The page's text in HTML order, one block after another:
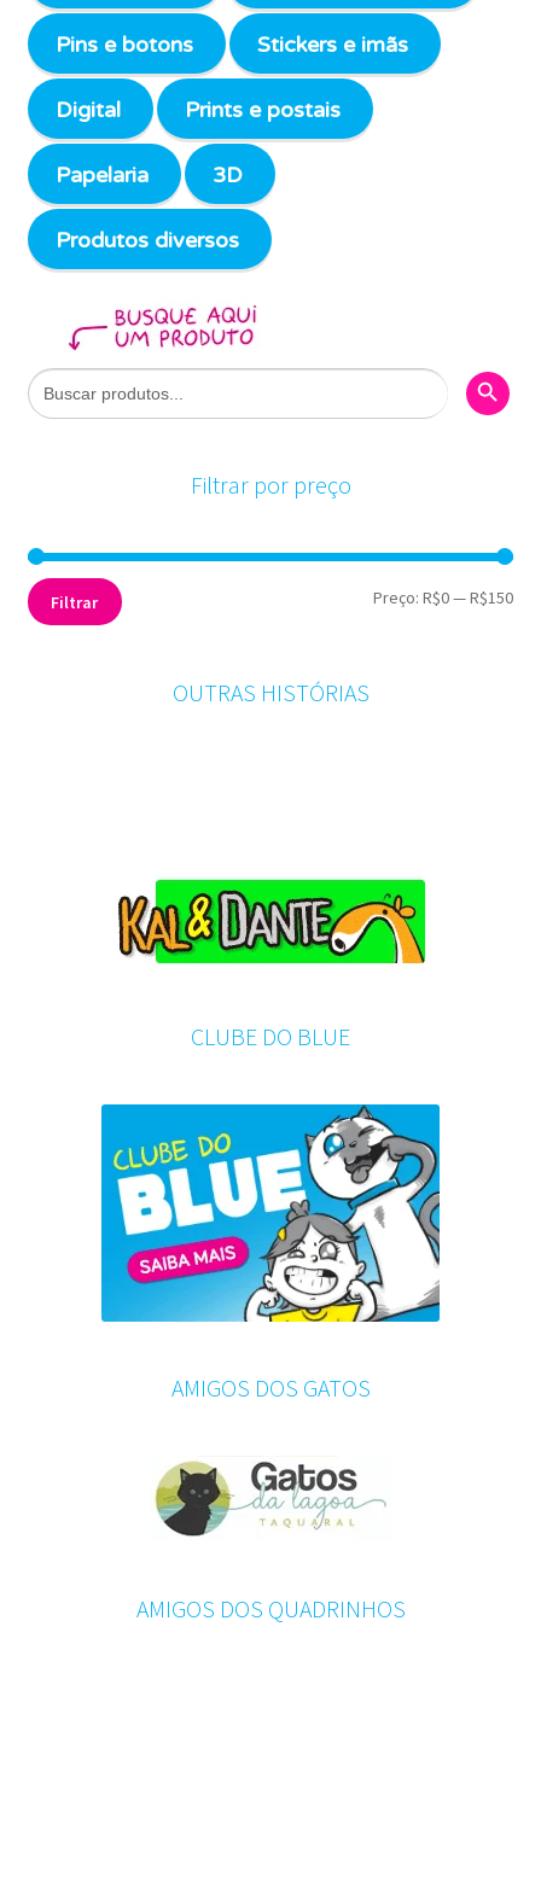
Pins e botons Stickers e imãs
Digital Prints e postais
Papelaria 3D
Produtos diversos
Search
for:
Search
Filtrar por preço
Filtrar Preço:R$0—R$150
OUTRAS HISTÓRIAS
CLUBE DO BLUE
AMIGOS DOS GATOS
AMIGOS DOS QUADRINHOS